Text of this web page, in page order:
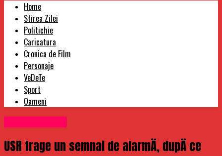
Home
Stirea Zilei
Politichie
Caricatura
Cronica de Film
Personaje
VeDeTe
Sport
Oameni
USR trage un semnal de alarmÄ, dupÄ ce